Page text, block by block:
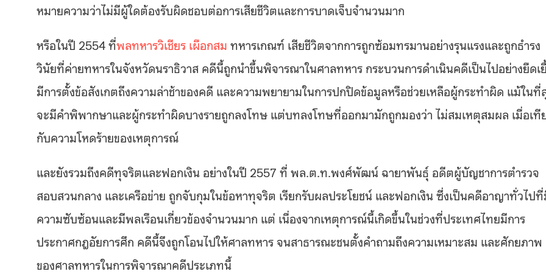
หมายความว่าไม่มีผู้ใดต้องรับผิดชอบต่อการเสียชีวิตและการบาดเจ็บจำนวนมาก
หรือในปี 2554 ที่พลทหารวิเชียร เผือกสม ทหารเกณฑ์ เสียชีวิตจากการถูกซ้อมทรมานอย่างรุนแรงและถูกธำรง
วินัยที่ค่ายทหารในจังหวัดนราธิวาส คดีนี้ถูกนำขึ้นพิจารณาในศาลทหาร กระบวนการดำเนินคดีเป็นไปอย่างยืดเ
มีการตั้งข้อสังเกตถึงความล่าช้าของคดี และความพยายามในการปกปิดข้อมูลหรือช่วยเหลือผู้กระทำผิด แม้ในที่
จะมีคำพิพากษาและผู้กระทำผิดบางรายถูกลงโทษ แต่บทลงโทษที่ออกมามักถูกมองว่า ไม่สมเหตุสมผล เมื่อเที
กับความโหดร้ายของเหตุการณ์
และยังรวมถึงคดีทุจริตและฟอกเงิน อย่างในปี 2557 ที่ พล.ต.ท.พงศ์พัฒน์ ฉายาพันธุ์ อดีตผู้บัญชาการตำรวจ
สอบสวนกลาง และเครือข่าย ถูกจับกุมในข้อหาทุจริต เรียกรับผลประโยชน์ และฟอกเงิน ซึ่งเป็นคดีอาญาทั่วไป
ความซับซ้อนและมีพลเรือนเกี่ยวข้องจำนวนมาก แต่ เนื่องจากเหตุการณ์นี้เกิดขึ้นในช่วงที่ประเทศไทยมีการ
ประกาศกฎอัยการศึก คดีนี้จึงถูกโอนไปให้ศาลทหาร จนสาธารณะชนตั้งคำถามถึงความเหมาะสม และศักยภาพ
ของศาลทหารในการพิจารณาคดีประเภทนี้